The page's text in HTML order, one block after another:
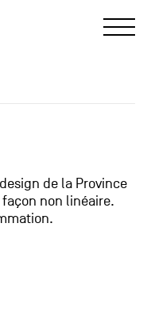
de la Province
façon non linéaire.